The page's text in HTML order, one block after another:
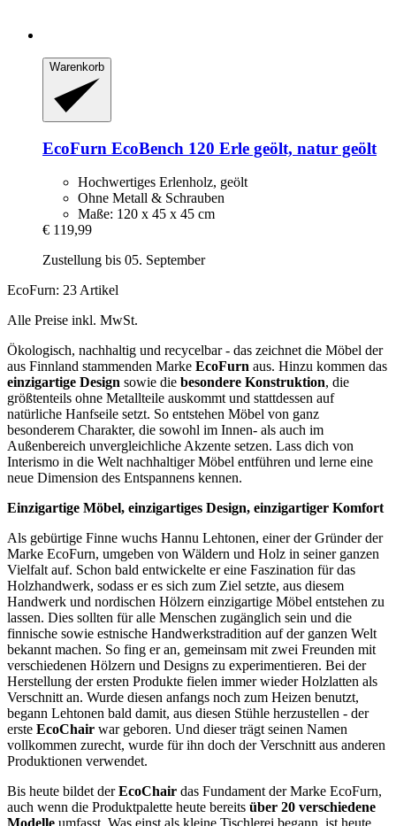
Warenkorb
EcoFurn EcoBench 120 Erle geölt, natur geölt
Hochwertiges Erlenholz, geölt
Ohne Metall & Schrauben
Maße: 120 x 45 x 45 cm
€ 119,99
Zustellung bis 05. September
EcoFurn: 23 Artikel
Alle Preise inkl. MwSt.
Ökologisch, nachhaltig und recycelbar - das zeichnet die Möbel der
aus Finnland stammenden Marke EcoFurn aus. Hinzu kommen das
einzigartige Design sowie die besondere Konstruktion, die
größtenteils ohne Metallteile auskommt und stattdessen auf
natürliche Hanfseile setzt. So entstehen Möbel von ganz
besonderem Charakter, die sowohl im Innen- als auch im
Außenbereich unvergleichliche Akzente setzen. Lass dich von
Interismo in die Welt nachhaltiger Möbel entführen und lerne eine
neue Dimension des Entspannens kennen.
Einzigartige Möbel, einzigartiges Design, einzigartiger Komfort
Als gebürtige Finne wuchs Hannu Lehtonen, einer der Gründer der
Marke EcoFurn, umgeben von Wäldern und Holz in seiner ganzen
Vielfalt auf. Schon bald entwickelte er eine Faszination für das
Holzhandwerk, sodass er es sich zum Ziel setzte, aus diesem
Handwerk und nordischen Hölzern einzigartige Möbel entstehen zu
lassen. Dies sollten für alle Menschen zugänglich sein und die
finnische sowie estnische Handwerkstradition auf der ganzen Welt
bekannt machen. So fing er an, gemeinsam mit zwei Freunden mit
verschiedenen Hölzern und Designs zu experimentieren. Bei der
Herstellung der ersten Produkte fielen immer wieder Holzlatten als
Verschnitt an. Wurde diesen anfangs noch zum Heizen benutzt,
begann Lehtonen bald damit, aus diesen Stühle herzustellen - der
erste EcoChair war geboren. Und dieser trägt seinen Namen
vollkommen zurecht, wurde für ihn doch der Verschnitt aus anderen
Produktionen verwendet.
Bis heute bildet derEcoChair das Fundament der Marke EcoFurn,
auch wenn die Produktpalette heute bereits über 20 verschiedene